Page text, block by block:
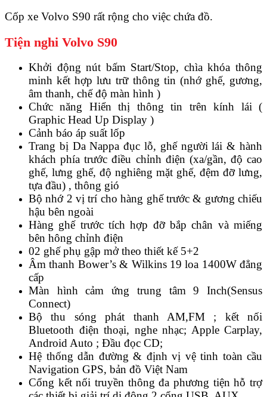
Cốp xe Volvo S90 rất rộng cho việc chứa đồ.
Tiện nghi Volvo S90
Khởi động nút bấm Start/Stop, chìa khóa thông
minh kết hợp lưu trữ thông tin (nhớ ghế, gương,
âm thanh, chế độ màn hình )
Chức năng Hiển thị thông tin trên kính lái (
Graphic Head Up Display )
Cảnh báo áp suất lốp
Trang bị Da Nappa đục lỗ, ghế người lái & hành
khách phía trước điều chỉnh điện (xa/gần, độ cao
ghế, lưng ghế, độ nghiêng mặt ghế, đệm đỡ lưng,
tựa đầu) , thông gió
Bộ nhớ 2 vị trí cho hàng ghế trước & gương chiếu
hậu bên ngoài
Hàng ghế trước tích hợp đỡ bắp chân và miếng
bên hông chỉnh điện
02 ghế phụ gập mở theo thiết kế 5+2
Âm thanh Bower’s & Wilkins 19 loa 1400W đẳng
cấp
Màn hình cảm ứng trung tâm 9 Inch(Sensus
Connect)
Bộ thu sóng phát thanh AM,FM ; kết nối
Bluetooth điện thoại, nghe nhạc; Apple Carplay,
Android Auto ; Đầu đọc CD;
Hệ thống dẫn đường & định vị vệ tinh toàn cầu
Navigation GPS, bản đồ Việt Nam
Cổng kết nối truyền thông đa phương tiện hỗ trợ